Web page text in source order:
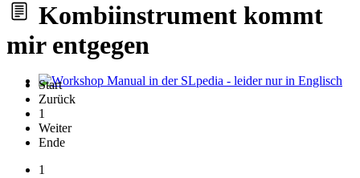
Workshop Manual in der SLpedia - leider nur in Englisch
Kombiinstrument kommt
mir entgegen
Start
Zurück
1
Weiter
Ende
1